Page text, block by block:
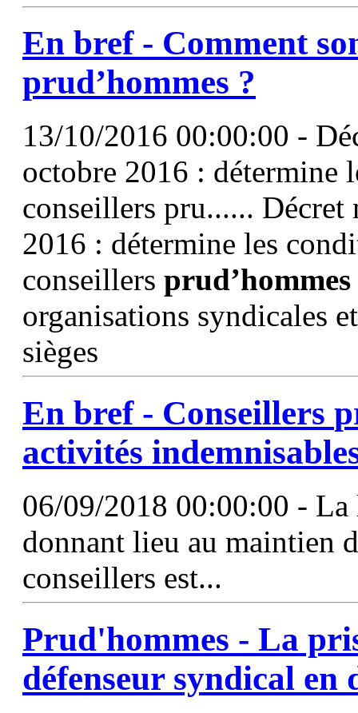
En bref - Comment
prud’hommes ?
13/10/2016 00:00:00 -
octobre 2016 : détermine
conseillers pru......
2016 : détermine les
conseillers prud’hommes
organisations syndicales
sièges
En bref - Conseillers
activités
06/09/2018 00:00:00 - La
donnant lieu au maintien
conseillers est...
Prud'hommes - La
défenseur syndical en